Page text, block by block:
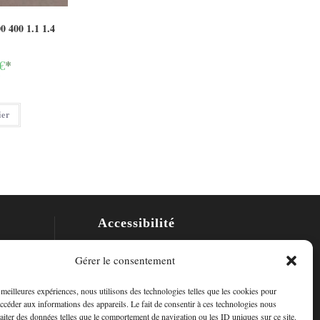
Gérer le consentement
expériences, nous utilisons des technologies telles que les cookies pour
aux informations des appareils. Le fait de consentir à ces technologies nous
des données telles que le comportement de navigation ou les ID uniques sur ce site.
400 1.1 1.4
*
Accessibilité